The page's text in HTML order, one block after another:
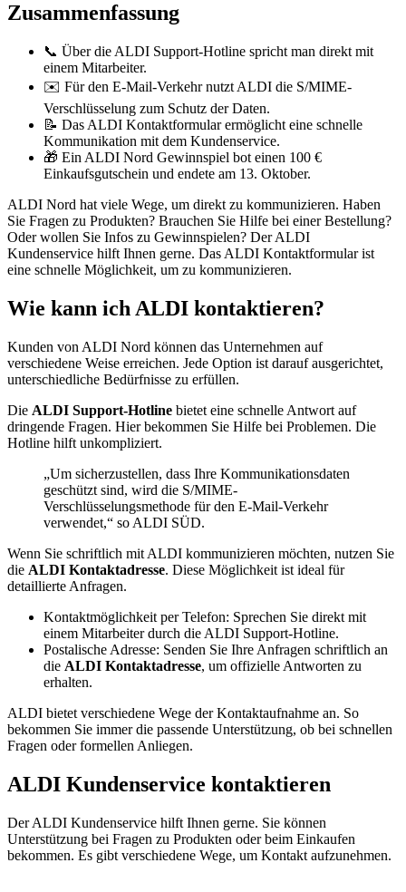
Zusammenfassung
📞 Über die ALDI Support-Hotline spricht man direkt mit
einem Mitarbeiter.
✉️ Für den E-Mail-Verkehr nutzt ALDI die S/MIME-
Verschlüsselung zum Schutz der Daten.
📝 Das ALDI Kontaktformular ermöglicht eine schnelle
Kommunikation mit dem Kundenservice.
🎁 Ein ALDI Nord Gewinnspiel bot einen 100 €
Einkaufsgutschein und endete am 13. Oktober.
ALDI Nord hat viele Wege, um direkt zu kommunizieren. Haben
Sie Fragen zu Produkten? Brauchen Sie Hilfe bei einer Bestellung?
Oder wollen Sie Infos zu Gewinnspielen? Der ALDI
Kundenservice hilft Ihnen gerne. Das ALDI Kontaktformular ist
eine schnelle Möglichkeit, um zu kommunizieren.
Wie kann ich ALDI kontaktieren?
Kunden von ALDI Nord können das Unternehmen auf
verschiedene Weise erreichen. Jede Option ist darauf ausgerichtet,
unterschiedliche Bedürfnisse zu erfüllen.
Die ALDI Support-Hotline bietet eine schnelle Antwort auf
dringende Fragen. Hier bekommen Sie Hilfe bei Problemen. Die
Hotline hilft unkompliziert.
„Um sicherzustellen, dass Ihre Kommunikationsdaten
geschützt sind, wird die S/MIME-
Verschlüsselungsmethode für den E-Mail-Verkehr
verwendet,“ so ALDI SÜD.
Wenn Sie schriftlich mit ALDI kommunizieren möchten, nutzen Sie
die ALDI Kontaktadresse. Diese Möglichkeit ist ideal für
detaillierte Anfragen.
Kontaktmöglichkeit per Telefon: Sprechen Sie direkt mit
einem Mitarbeiter durch die ALDI Support-Hotline.
Postalische Adresse: Senden Sie Ihre Anfragen schriftlich an
die ALDI Kontaktadresse, um offizielle Antworten zu
erhalten.
ALDI bietet verschiedene Wege der Kontaktaufnahme an. So
bekommen Sie immer die passende Unterstützung, ob bei schnellen
Fragen oder formellen Anliegen.
ALDI Kundenservice kontaktieren
Der ALDI Kundenservice hilft Ihnen gerne. Sie können
Unterstützung bei Fragen zu Produkten oder beim Einkaufen
bekommen. Es gibt verschiedene Wege, um Kontakt aufzunehmen.